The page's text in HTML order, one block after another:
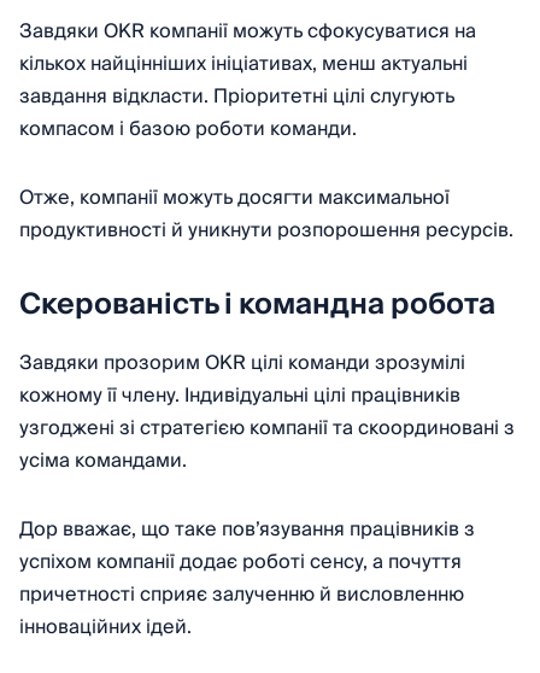
Завдяки OKR компанії можуть сфокусуватися на
кількох найцінніших ініціативах, менш актуальні
завдання відкласти. Пріоритетні цілі слугують
компасом і базою роботи команди.
Отже, компанії можуть досягти максимальної
продуктивності й уникнути розпорошення ресурсів.
Скерованість і командна робота
Завдяки прозорим OKR цілі команди зрозумілі
кожному її члену. Індивідуальні цілі працівників
узгоджені зі стратегією компанії та скоординовані з
усіма командами.
Дор вважає, що таке пов’язування працівників з
успіхом компанії додає роботі сенсу, а почуття
причетності сприяє залученню й висловленню
інноваційних ідей.